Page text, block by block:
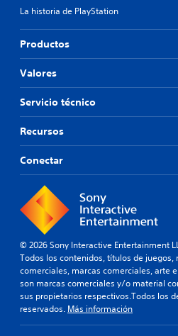
La historia de PlayStation
Productos
Valores
Servicio técnico
Recursos
Conectar
© 2026 Sony Interactive Entertainment
Todos los contenidos, títulos de
comerciales, marcas comerciales, arte
son marcas comerciales y/o material
sus propietarios respectivos.Todos los
reservados. Más información